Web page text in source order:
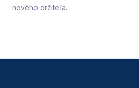
nového držiteľa.